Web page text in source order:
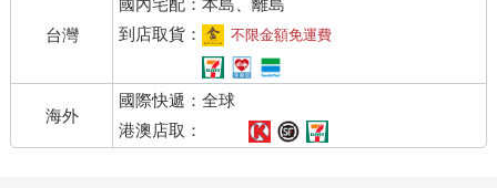
台灣
國內宅配：本島、離島
到店取貨：
不限金額免運費
海外
國際快遞：全球
港澳店取：